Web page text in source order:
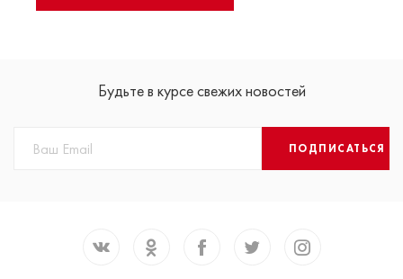
Будьте в курсе свежих новостей
ПОДПИСАТЬСЯ